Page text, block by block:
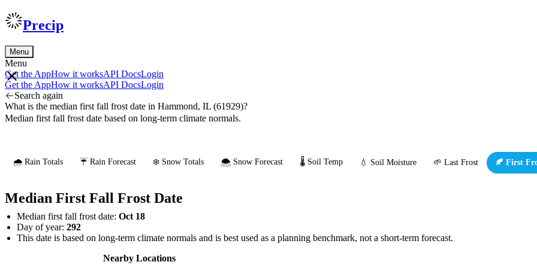
Precip
Menu
Menu
Get the AppHow it worksAPI DocsLogin
Get the AppHow it worksAPI DocsLogin
Search again
What is the median first fall frost date in Hammond, IL (61929)?
Median first fall frost date based on long-term climate normals.
🌧️ Rain Totals ☔ Rain Forecast ❄️ Snow Totals 🌨️ Snow Forecast 🌡️ Soil Temp 💧 Soil Moisture 🌱 Last Frost 🍂 First
Median First Fall Frost Date
Median first fall frost date: Oct 18
Day of year: 292
This date is based on long-term climate normals and is best used as a planning benchmark, not a short-term forecast.
Nearby Locations